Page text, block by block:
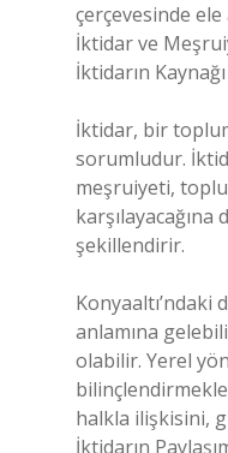
çerçevesinde
İktidar ve
İktidarın
İktidar, bir
sorumludur.
meşruiyeti,
şekillendirir.
anlamına
olabilir. Yerel
halkla ilişkisini,
İktidarın